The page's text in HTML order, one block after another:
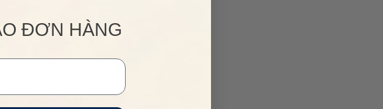
hướng đến các vận
phục dạo phố và Sport Style
ĐƠN HÀNG